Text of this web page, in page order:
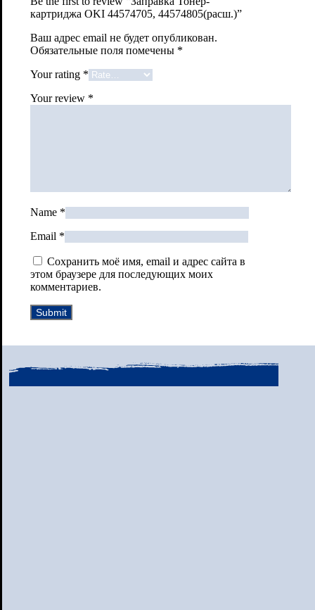
картриджа OKI 44574705, 44574805(расш.)”
Ваш адрес email не будет опубликован.
Обязательные поля помечены *
Your rating *
Your review *
Name *
Email *
Сохранить моё имя, email и адрес сайта в
этом браузере для последующих моих
комментариев.